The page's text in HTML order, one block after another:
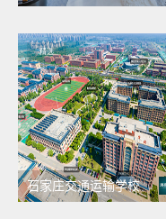
精选
石家庄交通运输学校